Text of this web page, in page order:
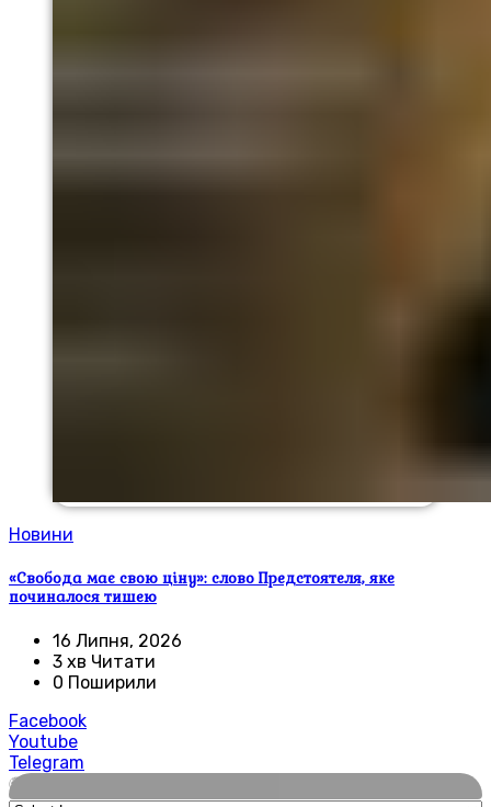
Новини
«Свобода має свою ціну»: слово Предстоятеля, яке
починалося тишею
16 Липня, 2026
3 хв Читати
0 Поширили
Facebook
Youtube
Telegram
🌍